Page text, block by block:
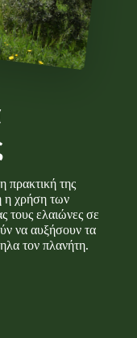
πρακτική της
η χρήση των
τους ελαιώνες σε
να αυξήσουν τα
τον πλανήτη.